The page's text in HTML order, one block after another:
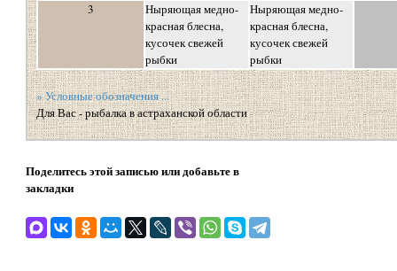
3
Ныряющая медно-
красная блесна,
кусочек свежей
рыбки
Ныряющая медно-
красная блесна,
кусочек свежей
рыбки
» Условные обозначения ...
Для Вас - рыбалка в астраханской области
Поделитесь этой записью или добавьте в
закладки